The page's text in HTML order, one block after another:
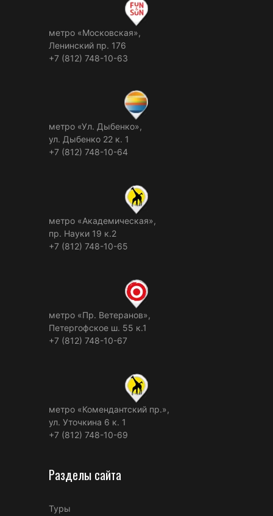
метро «Московская»,
Ленинский пр. 176
+7 (812) 748-10-63
метро «Ул. Дыбенко»,
ул. Дыбенко 22 к. 1
+7 (812) 748-10-64
метро «Академическая»,
пр. Науки 19 к.2
+7 (812) 748-10-65
метро «Пр. Ветеранов»,
Петергофское ш. 55 к.1
+7 (812) 748-10-67
метро «Комендантский пр.»,
ул. Уточкина 6 к. 1
+7 (812) 748-10-69
Разделы сайта
Туры